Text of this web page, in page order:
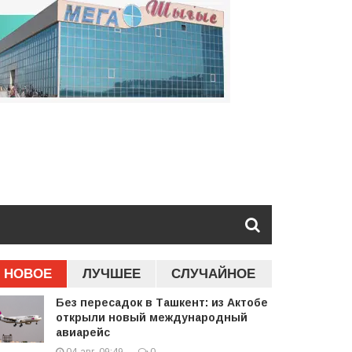
НОВОЕ ЛУЧШЕЕ СЛУЧАЙНОЕ
Без пересадок в Ташкент: из Актобе
открыли новый международный
авиарейс